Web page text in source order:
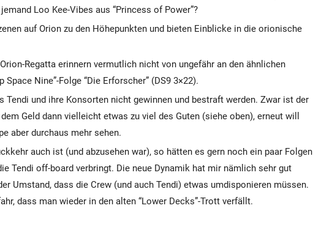
Loo Kee-Vibes aus “Princess of Power”?
auf Orion zu den Höhepunkten und bieten Einblicke in die orionische
Regatta erinnern vermutlich nicht von ungefähr an den ähnlichen
Space Nine”-Folge “Die Erforscher” (DS9 3×22).
Tendi und ihre Konsorten nicht gewinnen und bestraft werden. Zwar ist der
Geld dann vielleicht etwas zu viel des Guten (siehe oben), erneut will
aber durchaus mehr sehen.
auch ist (und abzusehen war), so hätten es gern noch ein paar Folgen
Tendi off-board verbringt. Die neue Dynamik hat mir nämlich sehr gut
Umstand, dass die Crew (und auch Tendi) etwas umdisponieren müssen.
dass man wieder in den alten “Lower Decks”-Trott verfällt.